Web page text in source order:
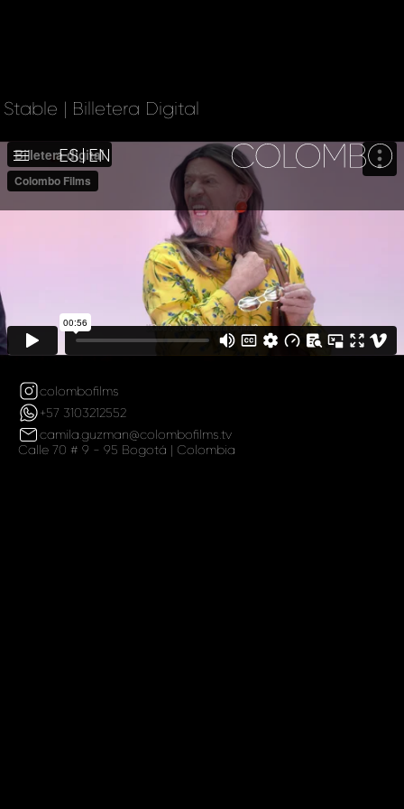
ES EN
Stable | Billetera Digital
colombofilms
+57 3103212552
camila.guzman@colombofilms.tv
Calle 70 # 9 - 95 Bogotá | Colombia